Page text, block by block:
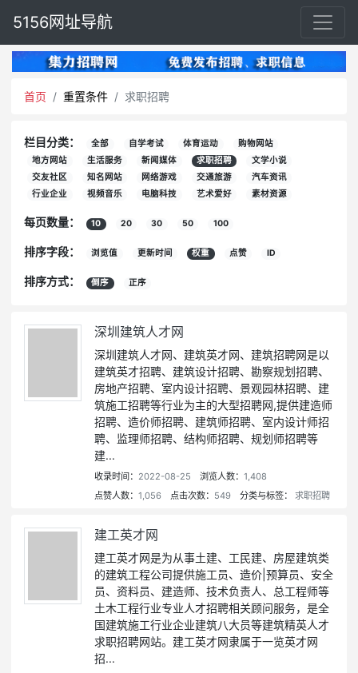
5156网址导航
首页 重置条件 求职招聘
栏目分类： 全部 自学考试 体育运动
购物网站
地方网站
生活服务 新闻媒体 求职招聘
文学小说
交友社区
知名网站 网络游戏 交通旅游
汽车资讯
行业企业
视频音乐 电脑科技 艺术爱好 素材资源
每页数量： 10 20 30 50 100
排序字段： 浏览值 更新时间 权重 点赞 ID
排序方式： 倒序 正序
深圳建筑人才网
深圳建筑人才网、建筑英才网、建筑招聘网是以
建筑英才招聘、建筑设计招聘、勘察规划招聘、
房地产招聘、室内设计招聘、景观园林招聘、建
筑施工招聘等行业为主的大型招聘网,提供建造师
招聘、造价师招聘、建筑师招聘、室内设计师招
聘、监理师招聘、结构师招聘、规划师招聘等
建...
收录时间： 2022-08-25 浏览人数： 1,408
点赞人数： 1,056 点击次数： 549 分类与标签： 求职招聘
建工英才网
建工英才网是为从事土建、工民建、房屋建筑类
的建筑工程公司提供施工员、造价|预算员、安全
员、资料员、建造师、技术负责人、总工程师等
土木工程行业专业人才招聘相关顾问服务，是全
国建筑施工行业企业建筑八大员等建筑精英人才
求职招聘网站。建工英才网隶属于一览英才网
招...